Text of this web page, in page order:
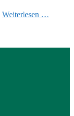
Weiterlesen …